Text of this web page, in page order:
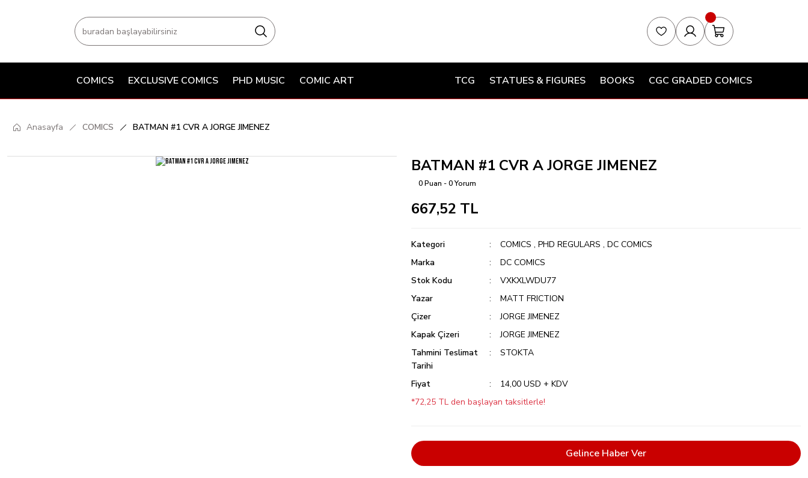
COMICS EXCLUSIVE COMICS PHD MUSIC COMIC ART TCG STATUES & FIGURES BOOKS CGC GRADED COMICS
Anasayfa COMICS BATMAN #1 CVR A JORGE JIMENEZ
BATMAN #1 CVR A JORGE JIMENEZ
0 Puan - 0 Yorum
667,52 TL
Kategori COMICS , PHD REGULARS , DC COMICS
Marka
DC COMICS
Stok Kodu
VXKXLWDU77
Yazar
MATT FRICTION
Çizer
JORGE JIMENEZ
Kapak Çizeri
JORGE JIMENEZ
Tahmini Teslimat
Tarihi
STOKTA
Fiyat
14,00 USD + KDV
*72,25 TL den başlayan taksitlerle!
Gelince Haber Ver